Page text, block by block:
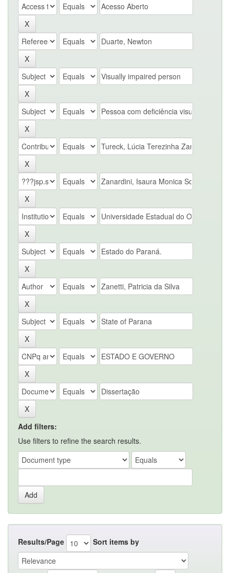
Add filters:
Use filters to refine the search results.
Results/Page Sort items by